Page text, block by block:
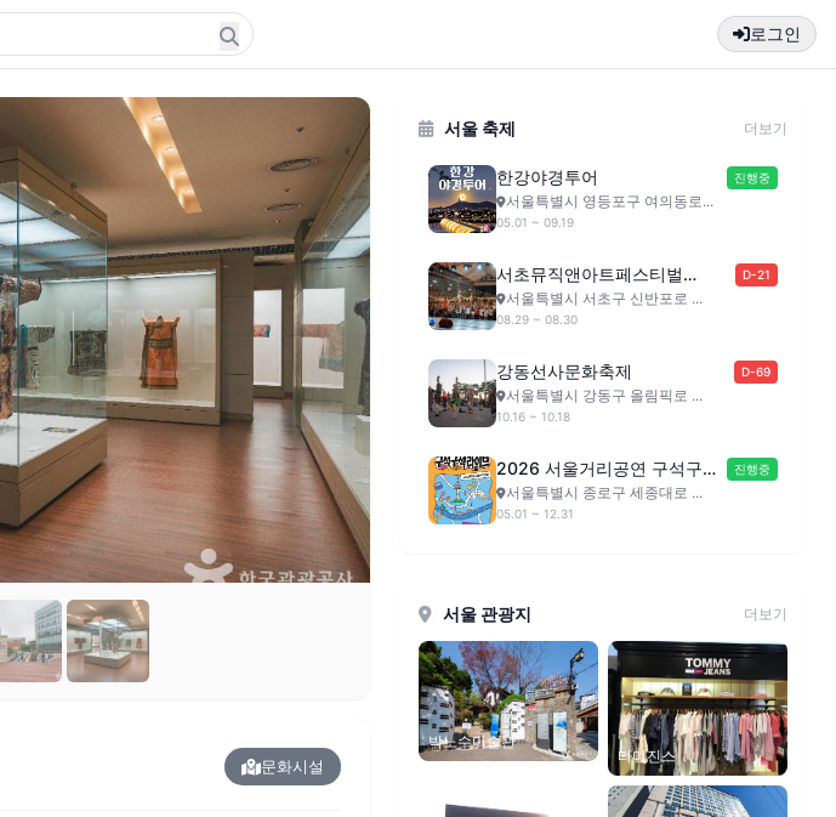
로그인
문화시설
서울 축제 더보기
한강야경투어 진행중
서울특별시 영등포구 여의동로...
05.01 ~ 09.19
서초뮤직앤아트페스티벌
(SMAF)
D-21
서울특별시 서초구 신반포로 ...
08.29 ~ 08.30
강동선사문화축제 D-69
서울특별시 강동구 올림픽로 ...
10.16 ~ 10.18
2026 서울거리공연 구석구석
라이브
진행중
서울특별시 종로구 세종대로 ...
05.01 ~ 12.31
서울 관광지 더보기
박노수미술관
타미진스